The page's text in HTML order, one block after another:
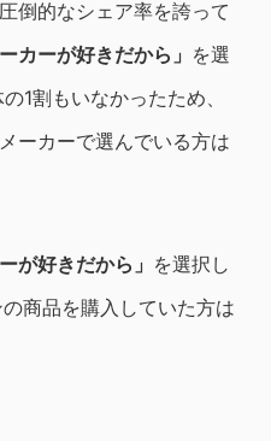
倒的なシェア率を誇って
カーが好きだから」 を選
1割もいなかったため、
ーカーで選んでいる方は
が好きだから」 を選択し
商品を購入していた方は